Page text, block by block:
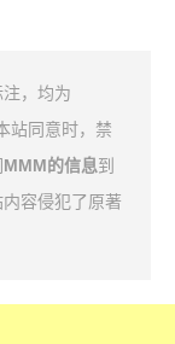
，均为
站同意时，禁
MMM的信息到
容侵犯了原著